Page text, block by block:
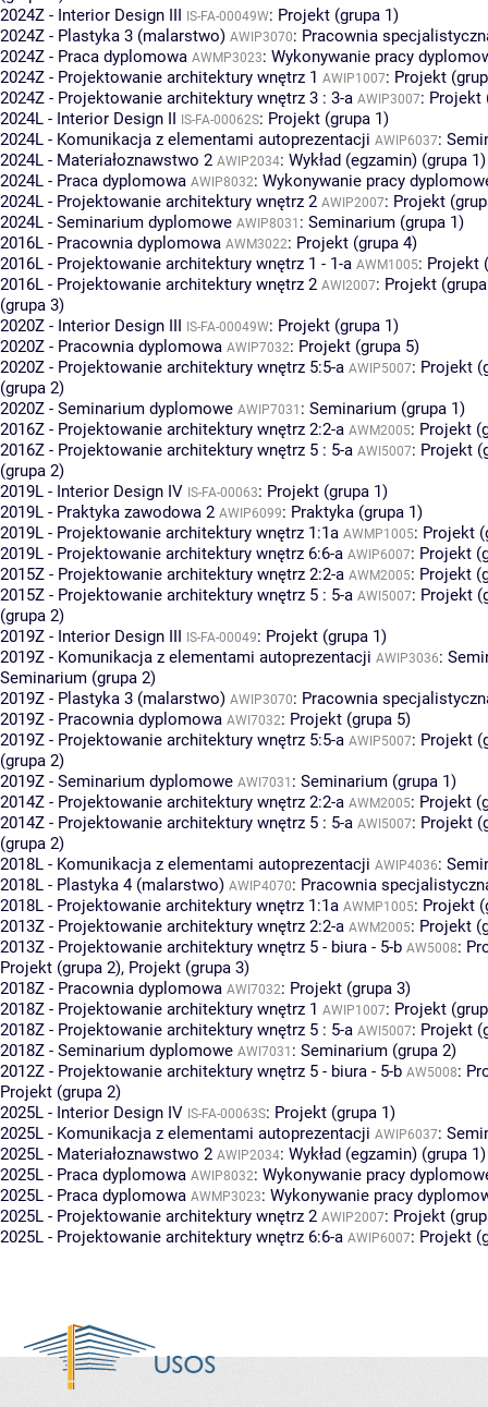
2024Z - Interior Design III
IS-FA-00049W: Projekt (grupa 1)
2024Z - Plastyka 3 (malarstwo) AWIP3070: Pracownia
2024Z - Praca dyplomowa AWMP3023: Wykonywanie pracy
2024Z - Projektowanie architektury wnętrz 1 AWIP1007: Projekt
2024Z - Projektowanie architektury wnętrz 3 : 3-a AWIP3007: Projekt
2024L - Interior Design II
IS-FA-00062S: Projekt (grupa 1)
2024L - Komunikacja z elementami autoprezentacji AWIP6037:
2024L - Materiałoznawstwo 2 AWIP2034: Wykład (egzamin) (grupa 1)
2024L - Praca dyplomowa AWIP8032: Wykonywanie pracy
2024L - Projektowanie architektury wnętrz 2 AWIP2007: Projekt
2024L - Seminarium dyplomowe AWIP8031 : Seminarium (grupa 1)
2016L - Pracownia dyplomowa AWM3022: Projekt (grupa 4)
2016L - Projektowanie architektury wnętrz 1 - 1-a AWM1005: Projekt
2016L - Projektowanie architektury wnętrz 2 AWI2007: Projekt
(grupa 3)
2020Z - Interior Design III
IS-FA-00049W: Projekt (grupa 1)
2020Z - Pracownia dyplomowa AWIP7032: Projekt (grupa 5)
2020Z - Projektowanie architektury wnętrz 5:5-a AWIP5007: Projekt
(grupa 2)
2020Z - Seminarium dyplomowe AWIP7031 : Seminarium (grupa 1)
2016Z - Projektowanie architektury wnętrz 2:2-a AWM2005: Projekt
2016Z - Projektowanie architektury wnętrz 5 : 5-a AWI5007: Projekt
(grupa 2)
2019L - Interior Design IV IS-FA-00063: Projekt (grupa 1)
2019L - Praktyka zawodowa 2 AWIP6099: Praktyka (grupa 1)
2019L - Projektowanie architektury wnętrz 1:1a AWMP1005: Projekt
2019L - Projektowanie architektury wnętrz 6:6-a AWIP6007: Projekt
2015Z - Projektowanie architektury wnętrz 2:2-a AWM2005: Projekt
2015Z - Projektowanie architektury wnętrz 5 : 5-a AWI5007: Projekt
(grupa 2)
2019Z - Interior Design III
IS-FA-00049: Projekt (grupa 1)
2019Z - Komunikacja z elementami autoprezentacji AWIP3036:
Seminarium (grupa 2)
2019Z - Plastyka 3 (malarstwo) AWIP3070: Pracownia
2019Z - Pracownia dyplomowa AWI7032: Projekt (grupa 5)
2019Z - Projektowanie architektury wnętrz 5:5-a AWIP5007: Projekt
(grupa 2)
2019Z - Seminarium dyplomowe AWI7031 : Seminarium (grupa 1)
2014Z - Projektowanie architektury wnętrz 2:2-a AWM2005: Projekt
2014Z - Projektowanie architektury wnętrz 5 : 5-a AWI5007: Projekt
(grupa 2)
2018L - Komunikacja z elementami autoprezentacji AWIP4036:
2018L - Plastyka 4 (malarstwo) AWIP4070: Pracownia
2018L - Projektowanie architektury wnętrz 1:1a AWMP1005: Projekt
2013Z - Projektowanie architektury wnętrz 2:2-a AWM2005: Projekt
2013Z - Projektowanie architektury wnętrz 5 - biura - 5-b AW5008:
Projekt (grupa 2), Projekt (grupa 3)
2018Z - Pracownia dyplomowa AWI7032: Projekt (grupa 3)
2018Z - Projektowanie architektury wnętrz 1 AWIP1007: Projekt
2018Z - Projektowanie architektury wnętrz 5 : 5-a AWI5007: Projekt
2018Z - Seminarium dyplomowe AWI7031 : Seminarium (grupa 2)
2012Z - Projektowanie architektury wnętrz 5 - biura - 5-b AW5008:
Projekt (grupa 2)
2025L - Interior Design IV IS-FA-00063S: Projekt (grupa 1)
2025L - Komunikacja z elementami autoprezentacji AWIP6037:
2025L - Materiałoznawstwo 2 AWIP2034: Wykład (egzamin) (grupa 1)
2025L - Praca dyplomowa AWIP8032: Wykonywanie pracy
2025L - Praca dyplomowa AWMP3023: Wykonywanie pracy
2025L - Projektowanie architektury wnętrz 2 AWIP2007: Projekt
2025L - Projektowanie architektury wnętrz 6:6-a AWIP6007: Projekt